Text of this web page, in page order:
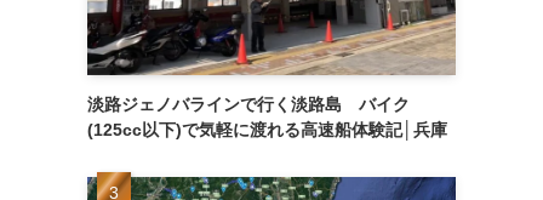
淡路ジェノバラインで行く淡路島 バイク
(125cc以下)で気軽に渡れる高速船体験記│兵庫